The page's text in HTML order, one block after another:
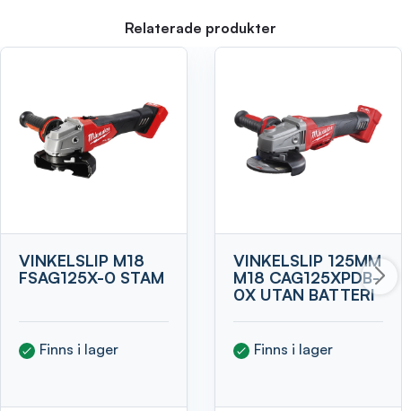
Relaterade produkter
VINKELSLIP M18
FSAG125X-0 STAM
Finns i lager
VINKELSLIP 125MM
M18 CAG125XPDB-
0X UTAN BATTERI
Finns i lager